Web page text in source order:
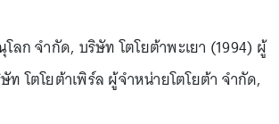
ก จำกัด, บริษัท โตโยต้าพะเยา (1994) ผู้
โตโยต้าเพิร์ล ผู้จำหน่ายโตโยต้า จำกัด,